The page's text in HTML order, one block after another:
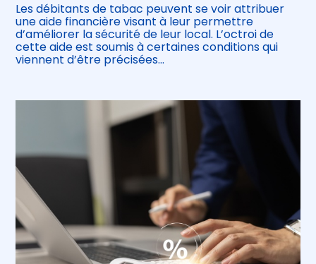
Les débitants de tabac peuvent se voir attribuer
une aide financière visant à leur permettre
d’améliorer la sécurité de leur local. L’octroi de
cette aide est soumis à certaines conditions qui
viennent d’être précisées…